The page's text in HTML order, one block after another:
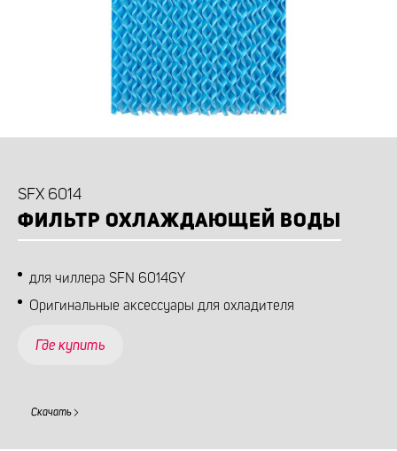
SFX 6014
ФИЛЬТР ОХЛАЖДАЮЩЕЙ ВОДЫ
для чиллера SFN 6014GY
Оригинальные аксессуары для охладителя
Где купить
Скачать